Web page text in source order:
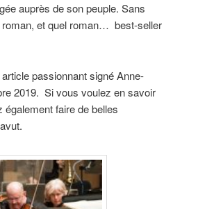
auprès de son peuple. Sans
roman, et quel roman… best-seller
passionnant signé Anne-
2019. Si vous voulez en savoir
également faire de belles